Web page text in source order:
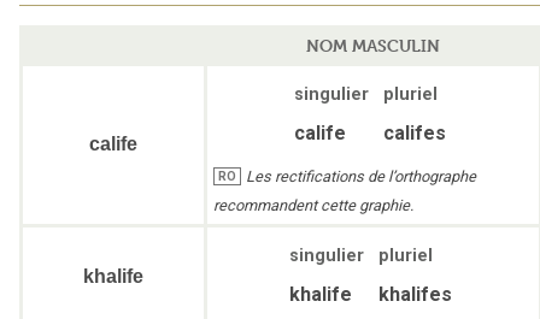
NOM MASCULIN
calife
singulier pluriel
calife califes
RO
Les rectifications de l’orthographe
recommandent cette graphie.
khalife
singulier pluriel
khalife khalifes